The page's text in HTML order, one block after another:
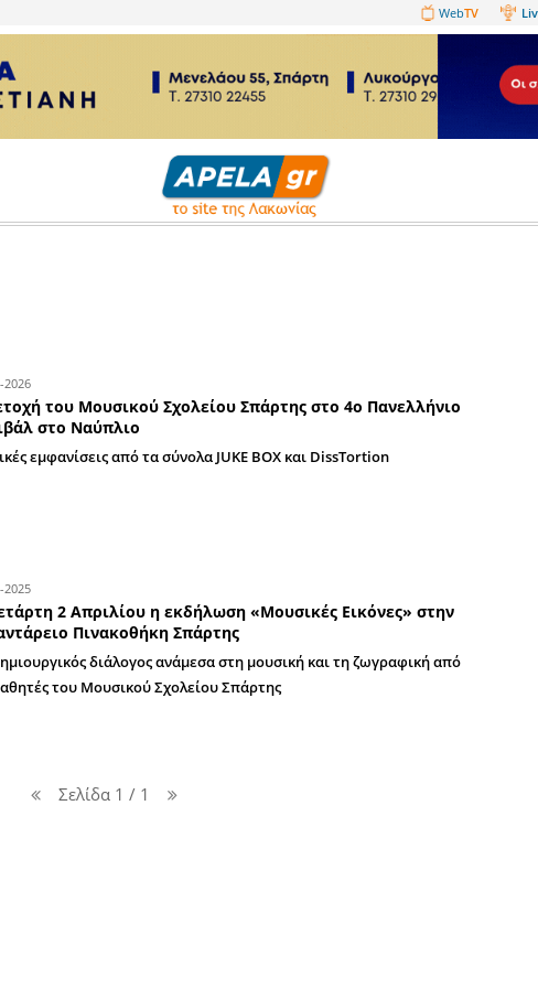
Συμμετοχή του Μουσικού Σχολείου Σπάρτης
Δυναμικές εμφανίσεις από τα σύνολα JUKE BOX και
Την Τετάρτη 2 Απριλίου η εκδήλωση
Κουμαντάρειο Πινακοθήκη Σπάρτης
Ένας δημιουργικός διάλογος ανάμεσα στη μουσική